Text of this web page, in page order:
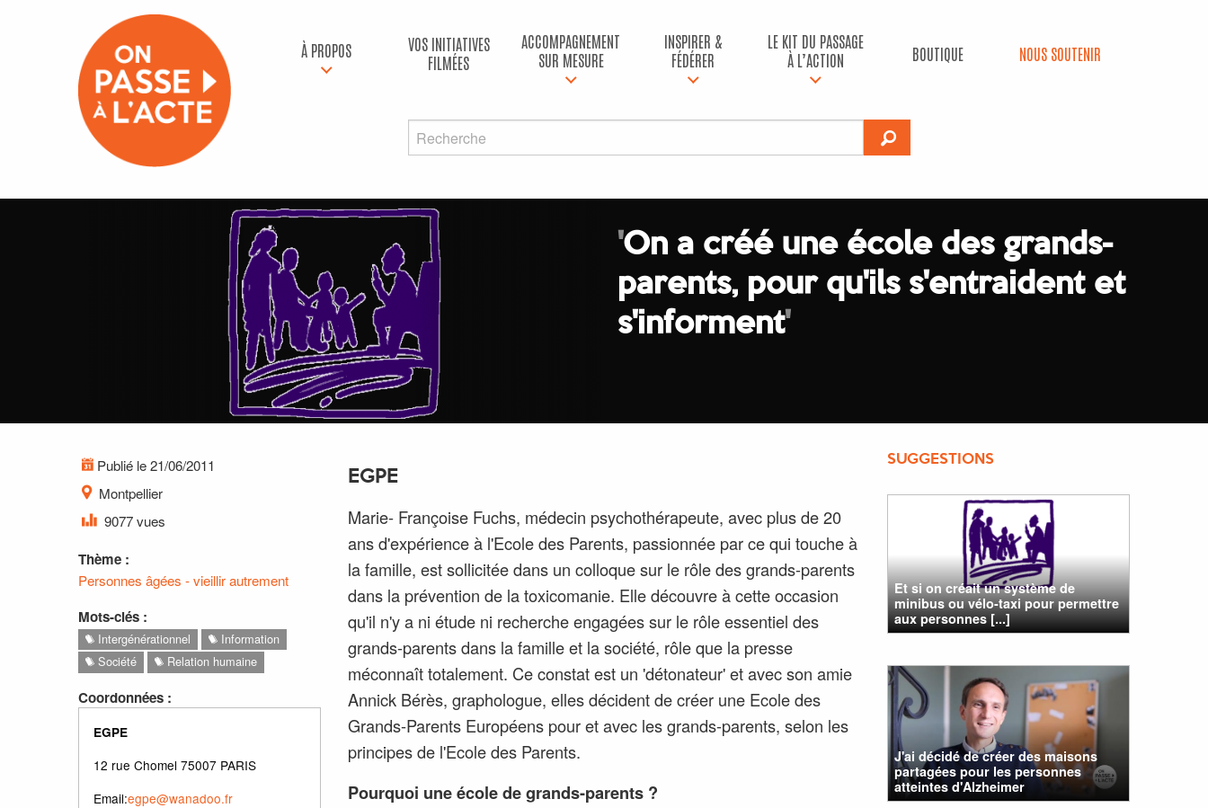
À PROPOS
VOS INITIATIVES
FILMÉES
ACCOMPAGNEMENT
SUR MESURE
INSPIRER &
FÉDÉRER
LE KIT DU PASSAGE
À L’ACTION
BOUTIQUE NOUS SOUTENIR
'On a créé une école des grands-
parents, pour qu'ils s'entraident et
s'informent'
Publié le 21/06/2011
Montpellier
9077 vues
Thème :
Personnes âgées - vieillir autrement
Mots-clés :
Intergénérationnel
Information
Société
Relation humaine
Coordonnées :
EGPE
12 rue Chomel 75007 PARIS
Email:egpe@wanadoo.fr
EGPE
Marie- Françoise Fuchs, médecin psychothérapeute, avec plus de 20
ans d'expérience à l'Ecole des Parents, passionnée par ce qui touche à
la famille, est sollicitée dans un colloque sur le rôle des grands-parents
dans la prévention de la toxicomanie. Elle découvre à cette occasion
qu'il n'y a ni étude ni recherche engagées sur le rôle essentiel des
grands-parents dans la famille et la société, rôle que la presse
méconnaît totalement. Ce constat est un 'détonateur' et avec son amie
Annick Bérès, graphologue, elles décident de créer une Ecole des
Grands-Parents Européens pour et avec les grands-parents, selon les
principes de l'Ecole des Parents.
Pourquoi une école de grands-parents ?
SUGGESTIONS
Et si on créait un système de
minibus ou vélo-taxi pour permettre
aux personnes [...]
J'ai décidé de créer des maisons
partagées pour les personnes
atteintes d'Alzheimer